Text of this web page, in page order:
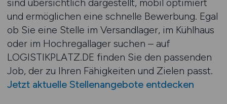
sind übersichtlich dargestellt, mobil optimiert
und ermöglichen eine schnelle Bewerbung. Egal
ob Sie eine Stelle im Versandlager, im Kühlhaus
oder im Hochregallager suchen – auf
LOGISTIKPLATZ.DE finden Sie den passenden
Job, der zu Ihren Fähigkeiten und Zielen passt.
Jetzt aktuelle Stellenangebote entdecken